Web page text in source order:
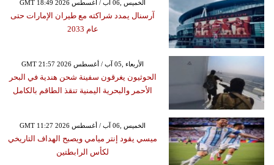
GMT 18:49 2026 الخميس ,06 آب / أغسطس
آرسنال يمدد شراكته مع طيران الإمارات حتى
عام 2033
GMT 21:57 2026 الأربعاء ,05 آب / أغسطس
الحوثيون يغرقون سفينة شحن هندية في البحر
الأحمر والبحرية اليمنية تنقذ الطاقم بالكامل
GMT 11:27 2026 الخميس ,06 آب / أغسطس
ميسي يقود إنتر ميامي ويصبح الهداف التاريخي
لكأس الرابطتين